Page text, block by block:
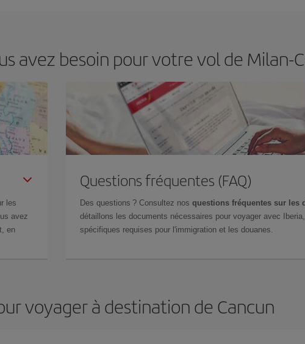
avez besoin pour votre vol de Milan-
les
avez
en
Questions fréquentes (FAQ)
Des questions ? Consultez nos questions fréquentes sur les
détaillons les documents nécessaires pour voyager avec
spécifiques requises pour l'immigration et les douanes.
voyager à destination de Cancun